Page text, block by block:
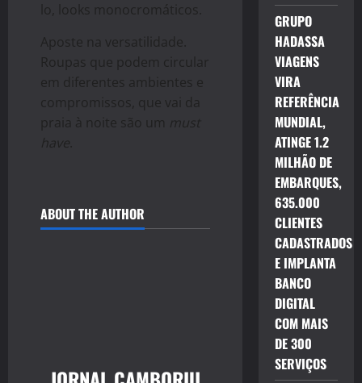
lo, looks monocromáticos.
Aposte na versatilidade.
Roupas que podem circular
em diferentes ambientes e
compromissos, que vai da
praia à noite são um must
have
ABOUT THE AUTHOR
GRUPO
HADASSA
VIAGENS
VIRA
REFERÊNCIA
MUNDIAL,
ATINGE 1.2
MILHÃO DE
EMBARQUES,
635.000
CLIENTES
CADASTRADOS
E IMPLANTA
BANCO
DIGITAL
COM MAIS
DE 300
SERVIÇOS